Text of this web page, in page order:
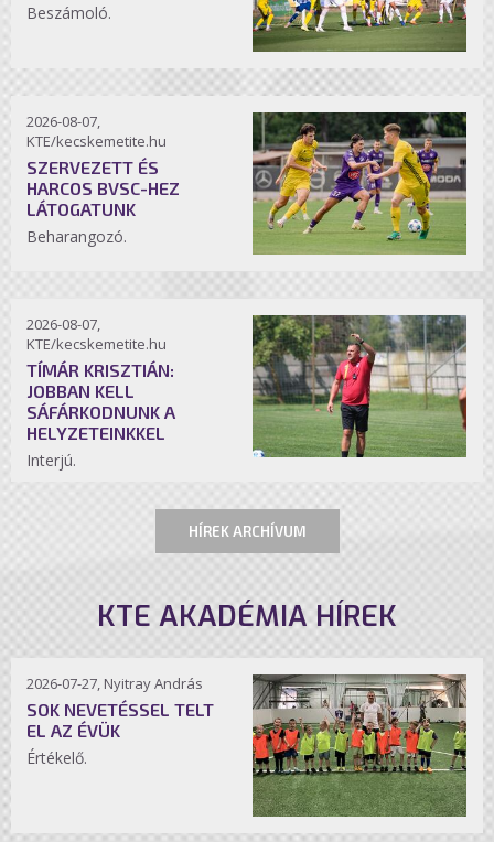
Beszámoló.
2026-08-07,
KTE/kecskemetite.hu
SZERVEZETT ÉS
HARCOS BVSC-HEZ
LÁTOGATUNK
Beharangozó.
2026-08-07,
KTE/kecskemetite.hu
TÍMÁR KRISZTIÁN:
JOBBAN KELL
SÁFÁRKODNUNK A
HELYZETEINKKEL
Interjú.
HÍREK ARCHÍVUM
KTE AKADÉMIA HÍREK
2026-07-27, Nyitray András
SOK NEVETÉSSEL TELT
EL AZ ÉVÜK
Értékelő.